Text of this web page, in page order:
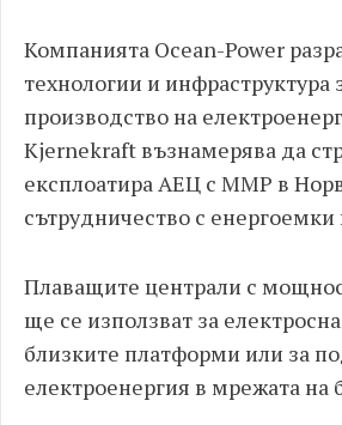
Компанията Ocean-Power
технологии и инфраструктура
производство на
Kjernekraft възнамерява да
експлоатира АЕЦ с ММР в
сътрудничество с
Плаващите централи с
ще се използват за
близките платформи или за
електроенергия в мрежата на